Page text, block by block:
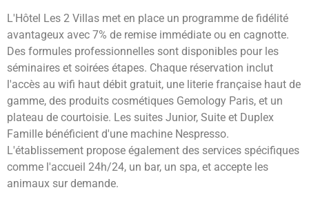
L'Hôtel Les 2 Villas met en place un programme de fidélité
avantageux avec 7% de remise immédiate ou en cagnotte.
Des formules professionnelles sont disponibles pour les
séminaires et soirées étapes. Chaque réservation inclut
l'accès au wifi haut débit gratuit, une literie française haut de
gamme, des produits cosmétiques Gemology Paris, et un
plateau de courtoisie. Les suites Junior, Suite et Duplex
Famille bénéficient d'une machine Nespresso.
L'établissement propose également des services spécifiques
comme l'accueil 24h/24, un bar, un spa, et accepte les
animaux sur demande.